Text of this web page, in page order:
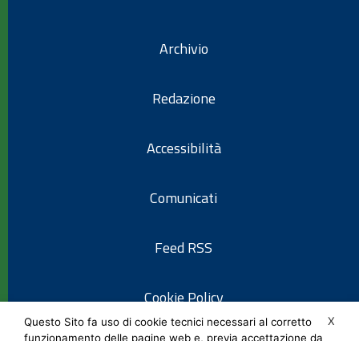
Archivio
Redazione
Accessibilità
Comunicati
Feed RSS
Cookie Policy
X
Questo Sito fa uso di cookie tecnici necessari al corretto
funzionamento delle pagine web e, previa accettazione da